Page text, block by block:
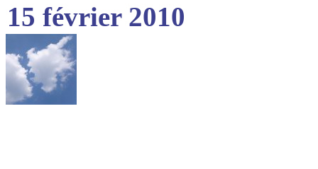
15 février 2010